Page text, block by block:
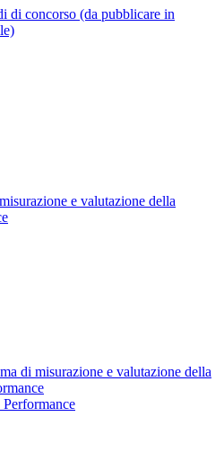
di concorso (da pubblicare in
e valutazione della
di misurazione e valutazione della